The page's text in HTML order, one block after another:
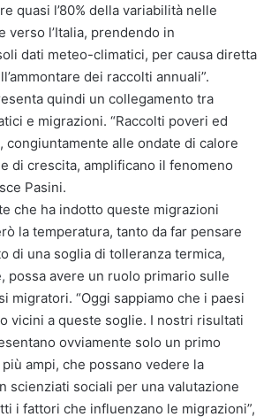
quasi l’80% della variabilità nelle
verso l’Italia, prendendo in
dati meteo-climatici, per causa diretta
dei raccolti annuali”.
quindi un collegamento tra
e migrazioni. “Raccolti poveri ed
congiuntamente alle ondate di calore
di crescita, amplificano il fenomeno
Pasini.
che ha indotto queste migrazioni
la temperatura, tanto da far pensare
di una soglia di tolleranza termica,
possa avere un ruolo primario sulle
migratori. “Oggi sappiamo che i paesi
vicini a queste soglie. I nostri risultati
ovviamente solo un primo
ampi, che possano vedere la
scienziati sociali per una valutazione
i fattori che influenzano le migrazioni”,